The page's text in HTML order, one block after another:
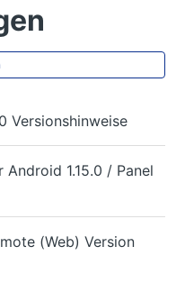
Versionshinweise
1.15.0 / Panel
(Web) Version